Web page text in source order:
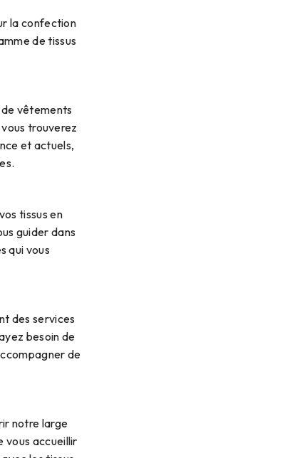
la confection
de tissus
vêtements
trouverez
et actuels,
tissus en
guider dans
qui vous
des services
besoin de
de
notre large
vous accueillir